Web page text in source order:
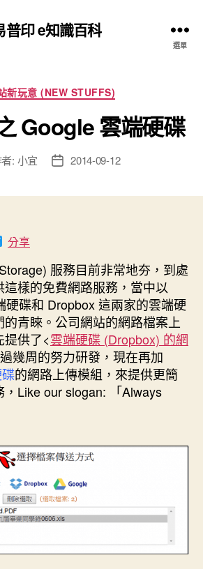
普印 e知識百科
選單
分
類
新玩意 (NEW STUFFS)
Google 雲端硬碟
: 小宜
文 2014-09-12
T
w
i
t
t
e
r
分享
服務目前非常地夯，到處
樣的免費網路服務，當中以
硬碟和 Dropbox 這兩家的雲端硬
青睞。公司網站的網路檔案上
供了<雲端硬碟 (Dropbox) 的網
幾周的努力研發，現在再加
的網路上傳模組，來提供更簡
Like our slogan: 「Always